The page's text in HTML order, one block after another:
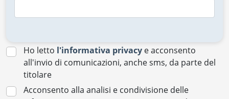
Ho letto l'informativa privacy e acconsento
all'invio di comunicazioni, anche sms, da parte del
titolare
Acconsento alla analisi e condivisione delle